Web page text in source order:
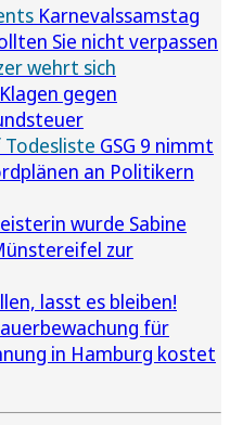
Karnevalssamstag
Sie nicht verpassen
wehrt sich
gegen
Todesliste GSG 9 nimmt
an Politikern
wurde Sabine
zur
lasst es bleiben!
für
in Hamburg kostet